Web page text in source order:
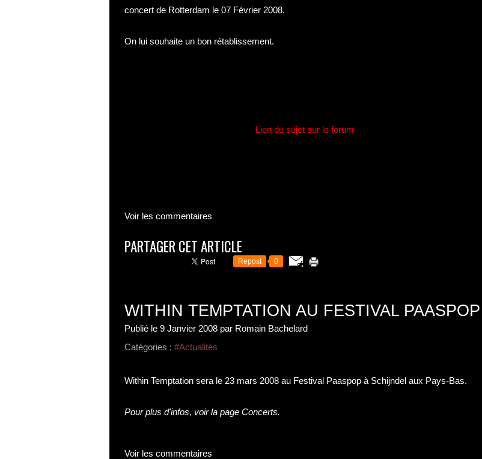
concert de Rotterdam le 07 Février 2008.
On lui souhaite un bon rétablissement.
Lien du sujet sur le forum
Voir les commentaires
PARTAGER CET ARTICLE
Repost 0
WITHIN TEMPTATION AU FESTIVAL PAASPOP
Publié le 9 Janvier 2008 par Romain Bachelard
Catégories : #Actualités
Within Temptation sera le 23 mars 2008 au Festival Paaspop à Schijndel aux Pays-Bas.
Pour plus d'infos, voir la page Concerts.
Voir les commentaires